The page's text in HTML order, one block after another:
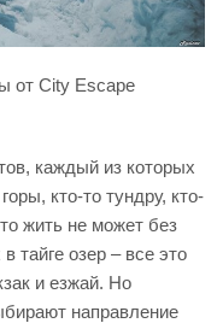
от City Escape
каждый из которых
кто-то тундру, кто-
жить не может без
тайге озер – все это
и езжай. Но
направление